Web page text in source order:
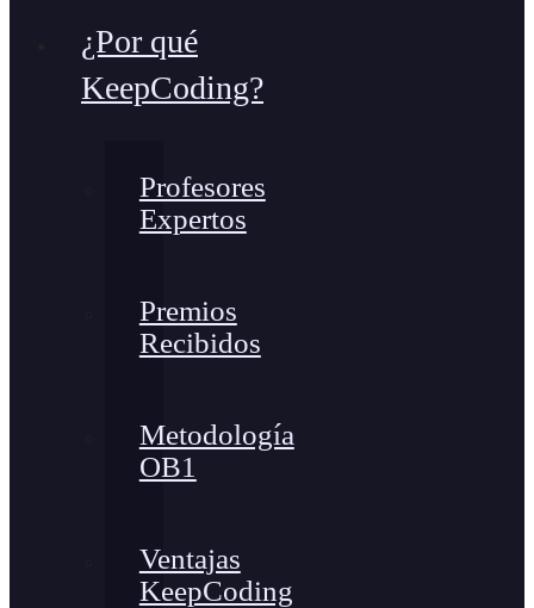
¿Por qué
KeepCoding?
Profesores
Expertos
Premios
Recibidos
Metodología
OB1
Ventajas
KeepCoding